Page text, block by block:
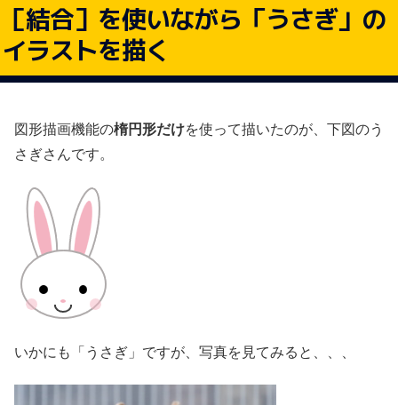
［結合］を使いながら「うさぎ」の
イラストを描く
図形描画機能の楕円形だけを使って描いたのが、下図のう
さぎさんです。
いかにも「うさぎ」ですが、写真を見てみると、、、